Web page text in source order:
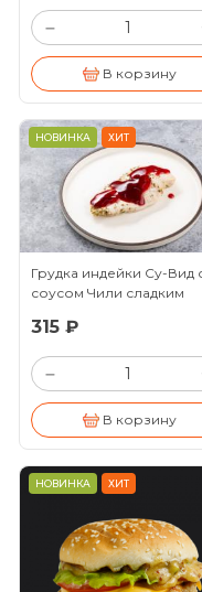
–
В корзину
НОВИНКА ХИТ
Грудка индейки Су-Вид
соусом Чили сладким
315 ₽
–
В корзину
НОВИНКА ХИТ